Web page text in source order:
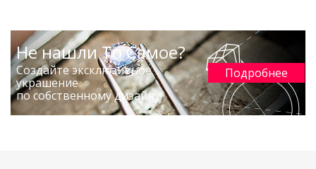
Не нашли То Самое?
Создайте эксклюзивное
украшение
по собственному дизайну!
Подробнее